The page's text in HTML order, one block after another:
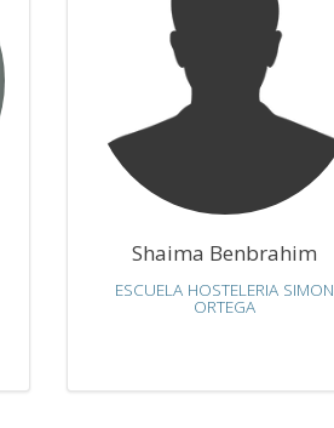
Shaima Benbrahim
ESCUELA HOSTELERIA SIMON
ORTEGA